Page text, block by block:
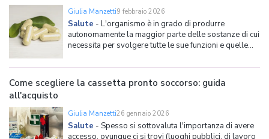
Giulia Manzetti9 febbraio 2026
Salute - L'organismo è in grado di produrre
autonomamente la maggior parte delle sostanze di cui
necessita per svolgere tutte le sue funzioni e quelle
dieta. Ciò che accade però con l'avanzare dell'età è
che alcune di queste sostanze vengono prodotte in
Come scegliere la cassetta pronto soccorso: guida
all'acquisto
Giulia Manzetti26 gennaio 2026
Salute - Spesso si sottovaluta l'importanza di avere
accesso, ovunque ci si trovi (luoghi pubblici, di lavoro